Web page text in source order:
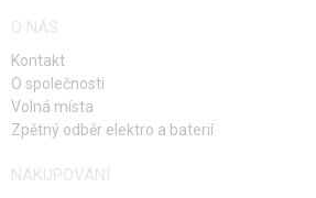
O NÁS
Kontakt
O společnosti
Volná místa
Zpětný odběr elektro a baterií
NAKUPOVÁNÍ